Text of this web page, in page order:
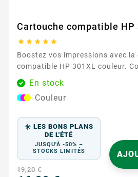
Cartouche compatible HP
    
Boostez vos impressions avec
compatible HP 301XL couleur.
qualité d'impression
est idéale pour tous vos besoins
s'agisse de documents
Cyan, Magenta, Jaune ...
En stock
Couleur
☀️ LES BONS PLANS
DE L'ÉTÉ
JUSQU'À -50% –
STOCKS LIMITÉS
19,20 €